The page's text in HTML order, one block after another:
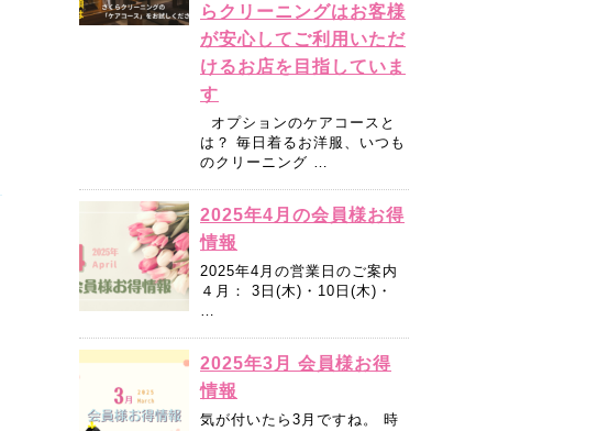
らクリーニングはお客様
が安心してご利用いただ
けるお店を目指していま
す
オプションのケアコースと
は？ 毎日着るお洋服、いつも
のクリーニング …
2025年4月の会員様お得
情報
2025年4月の営業日のご案内
４月： 3日(木)・10日(木)・
…
2025年3月 会員様お得
情報
気が付いたら3月ですね。 時